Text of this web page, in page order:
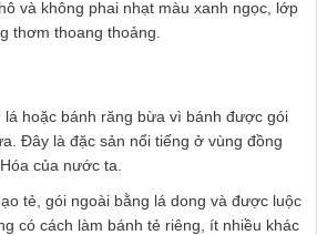
và không phai nhạt màu xanh ngọc, lớp
thơm thoang thoảng.
lá hoặc bánh răng bừa vì bánh được gói
Đây là đặc sản nổi tiếng ở vùng đồng
của nước ta.
tẻ, gói ngoài bằng lá dong và được luộc
có cách làm bánh tẻ riêng, ít nhiều khác